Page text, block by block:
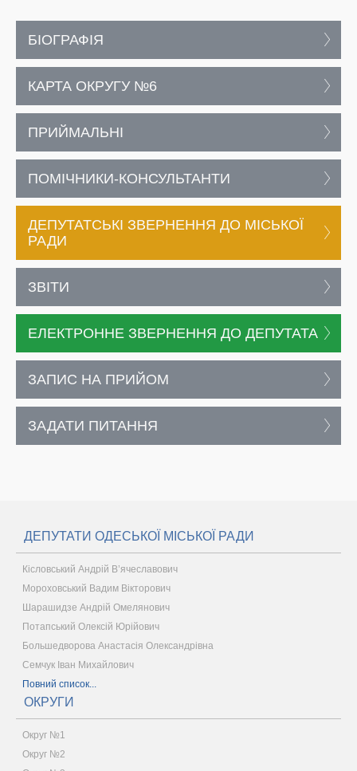
БІОГРАФІЯ
КАРТА ОКРУГУ №6
ПРИЙМАЛЬНІ
ПОМІЧНИКИ-КОНСУЛЬТАНТИ
ДЕПУТАТСЬКІ ЗВЕРНЕННЯ ДО МІСЬКОЇ
РАДИ
ЗВІТИ
ЕЛЕКТРОННЕ ЗВЕРНЕННЯ ДО ДЕПУТАТА
ЗАПИС НА ПРИЙОМ
ЗАДАТИ ПИТАННЯ
ДЕПУТАТИ ОДЕСЬКОЇ МІСЬКОЇ РАДИ
Кісловський Андрій В’ячеславович
Мороховський Вадим Вікторович
Шарашидзе Андрій Омелянович
Потапський Олексій Юрійович
Большедворова Анастасія Олександрівна
Семчук Іван Михайлович
Повний список...
ОКРУГИ
Округ №1
Округ №2